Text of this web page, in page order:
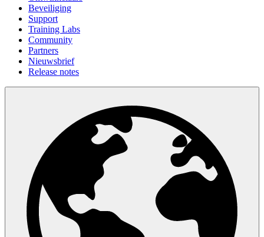
Beveiliging
Support
Training Labs
Community
Partners
Nieuwsbrief
Release notes